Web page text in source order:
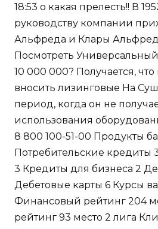
18:53 о какая прелесть!! В
руководству компании
Альфреда и Клары Альфред
Посмотреть
10 000 000? Получается,
вносить лизинговые На
период, когда он не
использования
8 800 100-51-00 Продукты
Потребительские кредиты
3 Кредиты для бизнеса 2
Дебетовые карты 6 Курсы
Финансовый рейтинг 204
рейтинг 93 место 2 лига